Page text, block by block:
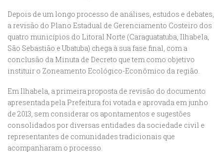
Depois de um longo processo de análises, estudos e debates,
a revisão do Plano Estadual de Gerenciamento Costeiro dos
quatro municípios do Litoral Norte (Caraguatatuba, Ilhabela,
São Sebastião e Ubatuba) chega à sua fase final, com a
conclusão da Minuta de Decreto que tem como objetivo
instituir o Zoneamento Ecológico-Econômico da região.
Em Ilhabela, a primeira proposta de revisão do documento
apresentada pela Prefeitura foi votada e aprovada em junho
de 2013, sem considerar os apontamentos e sugestões
consolidados por diversas entidades da sociedade civil e
representantes de comunidades tradicionais que
acompanharam o processo.